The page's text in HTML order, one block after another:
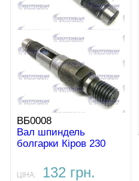
ВБ0008
Вал шпиндель
болгарки Кіров 230
ЦІНА: 132 грн.